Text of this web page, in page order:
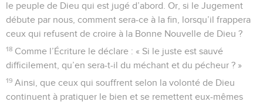
le peuple de Dieu qui est jugé d’abord. Or, si le Jugement
débute par nous, comment sera-ce à la fin, lorsqu’il frappera
ceux qui refusent de croire à la Bonne Nouvelle de Dieu ?
18 Comme l’Écriture le déclare : « Si le juste est sauvé
difficilement, qu’en sera-t-il du méchant et du pécheur ? »
19 Ainsi, que ceux qui souffrent selon la volonté de Dieu
continuent à pratiquer le bien et se remettent eux-mêmes